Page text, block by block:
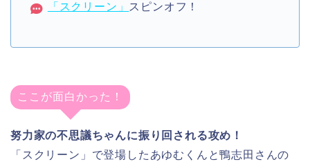
「スクリーン」 スピンオフ！
ここが面白かった！
努力家の不思議ちゃんに振り回される攻め！
「スクリーン」で登場したあゆむくんと鴨志田さんの